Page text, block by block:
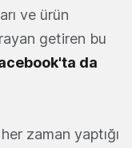
ve ürün
getiren bu
da
zaman yaptığı